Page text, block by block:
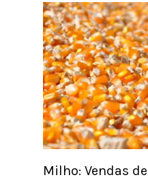
Milho: Vendas